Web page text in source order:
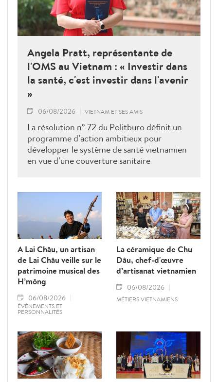
Angela Pratt, représentante de
l'OMS au Vietnam : « Investir dans
la santé, c'est investir dans l'avenir
»
06/08/2026 VIETNAM ET SES AMIS
La résolution n° 72 du Politburo définit un
programme d’action ambitieux pour
développer le système de santé vietnamien
en vue d’une couverture sanitaire
présenté les grandes lignes de la
coopération et du partenariat de l’OMS
dans ce domaine.
A Lai Châu, un artisan
de Lai Châu veille sur le
patrimoine musical des
H’mông
06/08/2026
ÉVÉNEMENTS ET
PERSONNALITÉS
La céramique de Chu
Dâu, chef-d'œuvre
d’artisanat vietnamien
06/08/2026
MÉTIERS VIETNAMIENS